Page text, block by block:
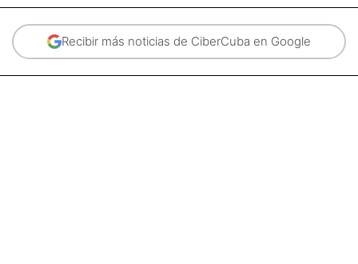
Recibir más noticias de CiberCuba en Google